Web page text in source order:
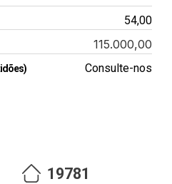
54,00
115.000,00
Consulte-nos
19781